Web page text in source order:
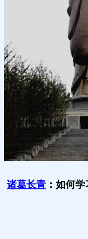
诸葛长青 ：如何